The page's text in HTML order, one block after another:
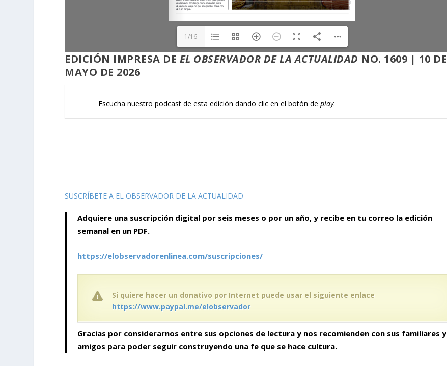
1/16
EDICIÓN IMPRESA DE EL OBSERVADOR DE LA ACTUALIDAD NO. 1609 | 10 DE
MAYO DE 2026
Escucha nuestro podcast de esta edición dando clic en el botón deplay:
SUSCRÍBETE A EL OBSERVADOR DE LA ACTUALIDAD
Adquiere una suscripción digital por seis meses o por un año, y recibe en tu correo la edición
semanal en un PDF.
https://elobservadorenlinea.com/suscripciones/
Si quiere hacer un donativo por Internet puede usar el siguiente enlace
https://www.paypal.me/elobservador
Gracias por considerarnos entre sus opciones de lectura y nos recomienden con sus familiares y
amigos para poder seguir construyendo una fe que se hace cultura.